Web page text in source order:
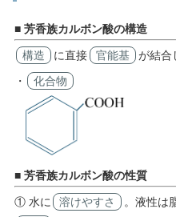
■ 芳香族カルボン酸の構造
構造 に直接 官能基 が結合
・
化合物
■ 芳香族カルボン酸の性質
① 水に 溶けやすさ 。液性は